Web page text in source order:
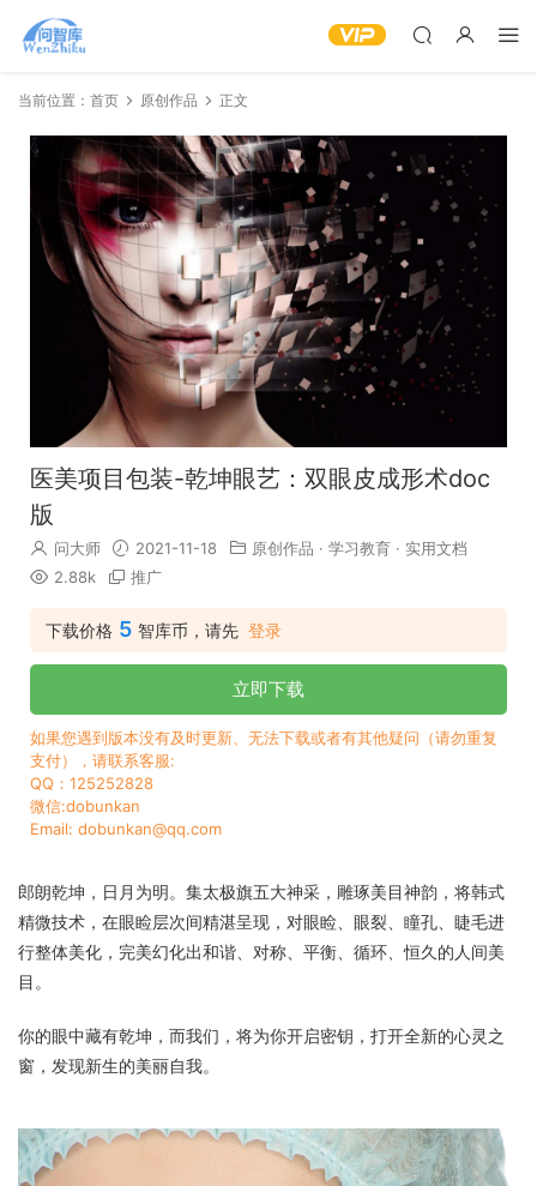
当前位置： 首页 原创作品 正文
医美项目包装-乾坤眼艺：双眼皮成形术doc
版
问大师 2021-11-18 原创作品 · 学习教育 · 实用文档
2.88k
推广
下载价格 5 智库币，请先 登录
立即下载
如果您遇到版本没有及时更新、无法下载或者有其他疑问（请勿重复
支付），请联系客服:
QQ：125252828
微信:dobunkan
Email: dobunkan@qq.com
郎朗乾坤，日月为明。集太极旗五大神采，雕琢美目神韵，将韩式
精微技术，在眼睑层次间精湛呈现，对眼睑、眼裂、瞳孔、睫毛进
行整体美化，完美幻化出和谐、对称、平衡、循环、恒久的人间美
目。
你的眼中藏有乾坤，而我们，将为你开启密钥，打开全新的心灵之
窗，发现新生的美丽自我。